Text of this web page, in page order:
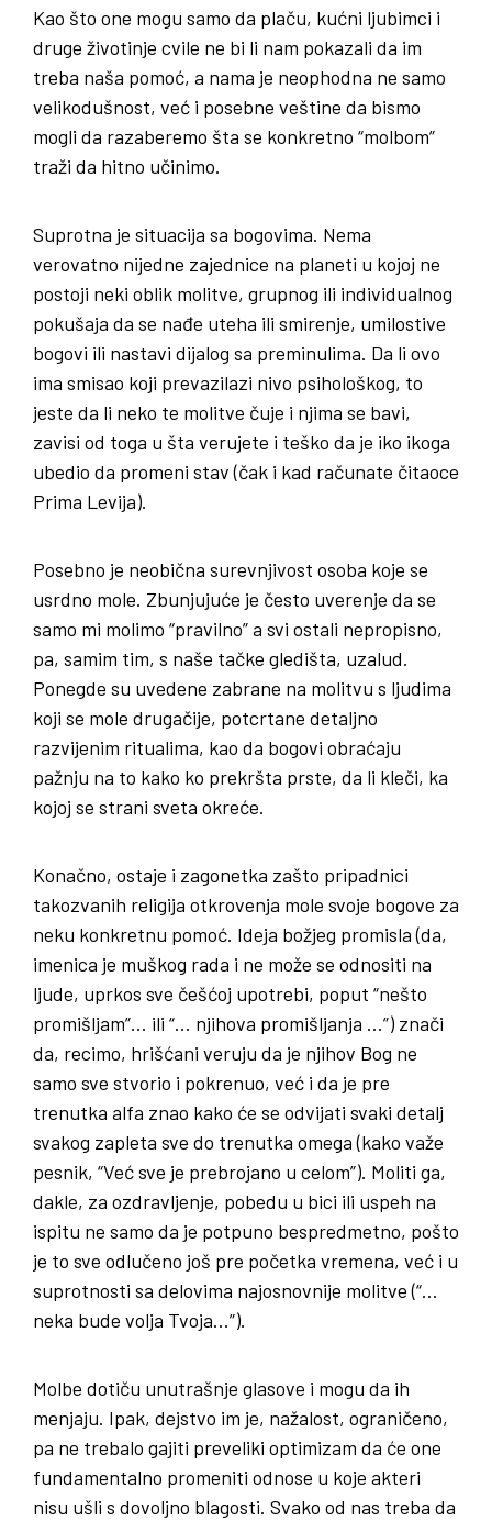
Kao što one mogu samo da plaču, kućni ljubimci i
druge životinje cvile ne bi li nam pokazali da im
treba naša pomoć, a nama je neophodna ne samo
velikodušnost, već i posebne veštine da bismo
mogli da razaberemo šta se konkretno “molbom”
traži da hitno učinimo.
Suprotna je situacija sa bogovima. Nema
verovatno nijedne zajednice na planeti u kojoj ne
postoji neki oblik molitve, grupnog ili individualnog
pokušaja da se nađe uteha ili smirenje, umilostive
bogovi ili nastavi dijalog sa preminulima. Da li ovo
ima smisao koji prevazilazi nivo psihološkog, to
jeste da li neko te molitve čuje i njima se bavi,
zavisi od toga u šta verujete i teško da je iko ikoga
ubedio da promeni stav (čak i kad računate čitaoce
Prima Levija).
Posebno je neobična surevnjivost osoba koje se
usrdno mole. Zbunjujuće je često uverenje da se
samo mi molimo “pravilno” a svi ostali nepropisno,
pa, samim tim, s naše tačke gledišta, uzalud.
Ponegde su uvedene zabrane na molitvu s ljudima
koji se mole drugačije, potcrtane detaljno
razvijenim ritualima, kao da bogovi obraćaju
pažnju na to kako ko prekršta prste, da li kleči, ka
kojoj se strani sveta okreće.
Konačno, ostaje i zagonetka zašto pripadnici
takozvanih religija otkrovenja mole svoje bogove za
neku konkretnu pomoć. Ideja božjeg promisla (da,
imenica je muškog rada i ne može se odnositi na
ljude, uprkos sve češćoj upotrebi, poput “nešto
promišljam”… ili “… njihova promišljanja …”) znači
da, recimo, hrišćani veruju da je njihov Bog ne
samo sve stvorio i pokrenuo, već i da je pre
trenutka alfa znao kako će se odvijati svaki detalj
svakog zapleta sve do trenutka omega (kako važe
pesnik, “Već sve je prebrojano u celom”). Moliti ga,
dakle, za ozdravljenje, pobedu u bici ili uspeh na
ispitu ne samo da je potpuno bespredmetno, pošto
je to sve odlučeno još pre početka vremena, već i u
suprotnosti sa delovima najosnovnije molitve (“…
neka bude volja Tvoja…”).
Molbe dotiču unutrašnje glasove i mogu da ih
menjaju. Ipak, dejstvo im je, nažalost, ograničeno,
pa ne trebalo gajiti preveliki optimizam da će one
fundamentalno promeniti odnose u koje akteri
nisu ušli s dovoljno blagosti. Svako od nas treba da